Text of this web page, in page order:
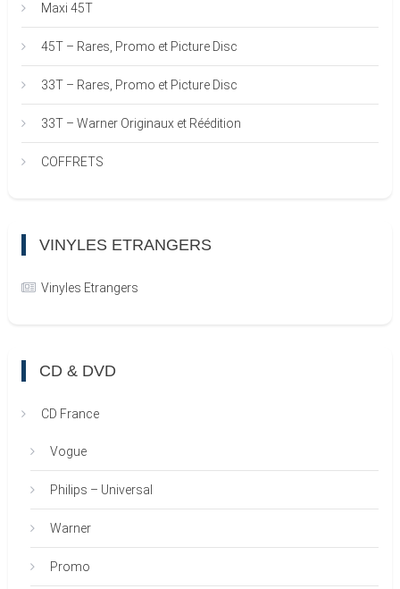
Maxi 45T
45T – Rares, Promo et Picture Disc
33T – Rares, Promo et Picture Disc
33T – Warner Originaux et Réédition
COFFRETS
VINYLES ETRANGERS
Vinyles Etrangers
CD & DVD
CD France
Vogue
Philips – Universal
Warner
Promo